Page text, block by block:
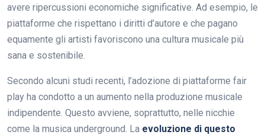
avere ripercussioni economiche significative. Ad esempio, le
piattaforme che rispettano i diritti d’autore e che pagano
equamente gli artisti favoriscono una cultura musicale più
sana e sostenibile.
Secondo alcuni studi recenti, l’adozione di piattaforme fair
play ha condotto a un aumento nella produzione musicale
indipendente. Questo avviene, soprattutto, nelle nicchie
come la musica underground. La evoluzione di questo